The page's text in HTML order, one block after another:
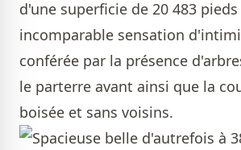
d'une superficie de 20 483
incomparable sensation
conférée par la présence
le parterre avant ainsi que la
boisée et sans voisins.